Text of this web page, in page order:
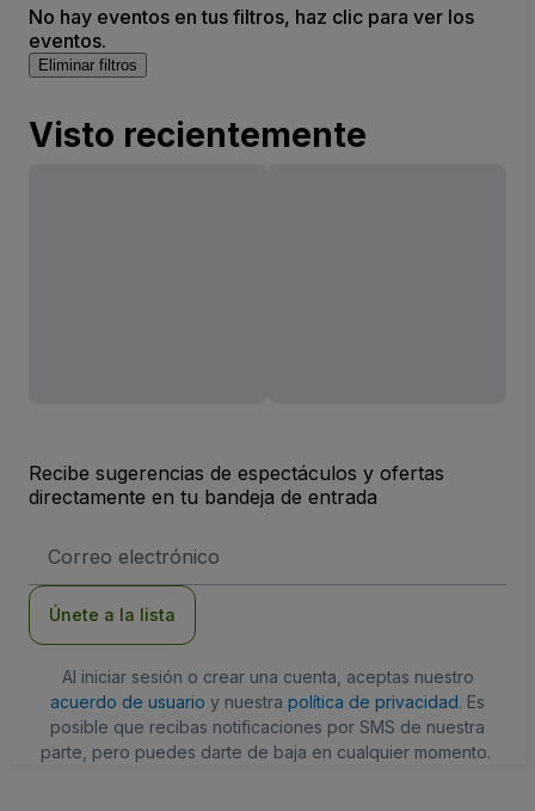
No hay eventos en tus filtros, haz clic para ver los
eventos.
Eliminar filtros
Visto recientemente
Recibe sugerencias de espectáculos y ofertas
directamente en tu bandeja de entrada
de
Únete a la lista
Al iniciar sesión o crear una cuenta, aceptas nuestro
acuerdo de usuario y nuestra política de privacidad. Es
posible que recibas notificaciones por SMS de nuestra
parte, pero puedes darte de baja en cualquier momento.